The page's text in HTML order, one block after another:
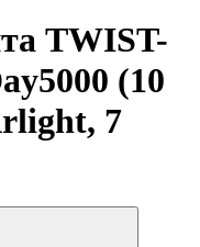
TWIST-
(10
7